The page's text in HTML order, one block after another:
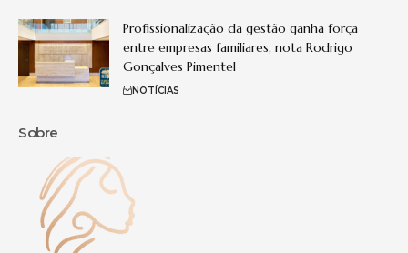
Profissionalização da gestão ganha força
entre empresas familiares, nota Rodrigo
Gonçalves Pimentel
NOTÍCIAS
Sobre